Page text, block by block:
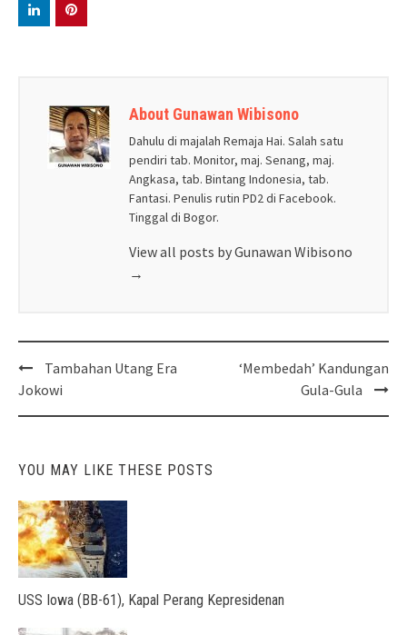
About Gunawan Wibisono
Dahulu di majalah Remaja Hai. Salah satu
pendiri tab. Monitor, maj. Senang, maj.
Angkasa, tab. Bintang Indonesia, tab.
Fantasi. Penulis rutin PD2 di Facebook.
Tinggal di Bogor.
View all posts by Gunawan Wibisono
→
Post
navigation
Tambahan Utang Era
Jokowi
‘Membedah’ Kandungan
Gula-Gula
YOU MAY LIKE THESE POSTS
USS Iowa (BB-61), Kapal Perang Kepresidenan